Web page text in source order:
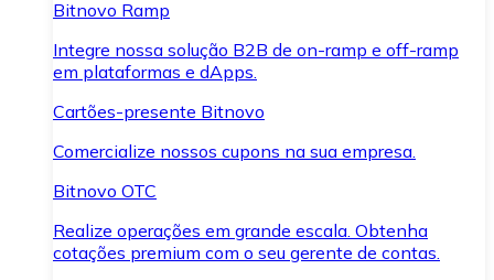
Bitnovo Ramp
Integre nossa solução B2B de on-ramp e off-ramp
em plataformas e dApps.
Cartões-presente Bitnovo
Comercialize nossos cupons na sua empresa.
Bitnovo OTC
Realize operações em grande escala. Obtenha
cotações premium com o seu gerente de contas.